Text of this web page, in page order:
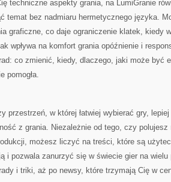
techniczne aspekty grania, na LumiGranie
temat bez nadmiaru hermetycznego języka.
graficzne, co daje ograniczenie klatek, kiedy
wpływa na komfort grania opóźnienie i
co zmienić, kiedy, dlaczego, jaki może być
pomogła.
przestrzeń, w której łatwiej wybierać gry,
z grania. Niezależnie od tego, czy
możesz liczyć na treści, które są
i pozwala zanurzyć się w świecie gier na
i triki, aż po newsy, które trzymają Cię w